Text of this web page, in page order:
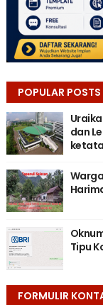
POPULAR POSTS
dan
Tipu
FORMULIR